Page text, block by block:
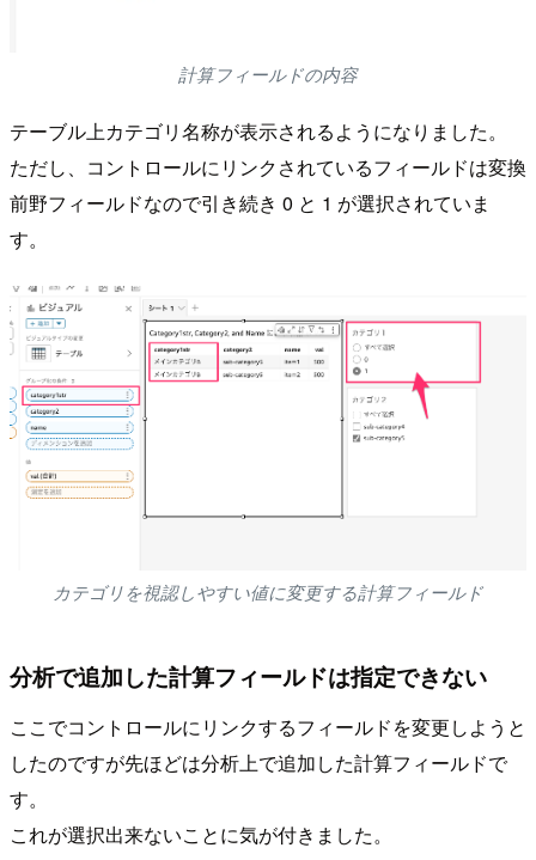
計算フィールドの内容
テーブル上カテゴリ名称が表示されるようになりました。
ただし、コントロールにリンクされているフィールドは変換
前野フィールドなので引き続き 0 と 1 が選択されていま
す。
カテゴリを視認しやすい値に変更する計算フィールド
分析で追加した計算フィールドは指定できない
ここでコントロールにリンクするフィールドを変更しようと
したのですが先ほどは分析上で追加した計算フィールドで
す。
これが選択出来ないことに気が付きました。